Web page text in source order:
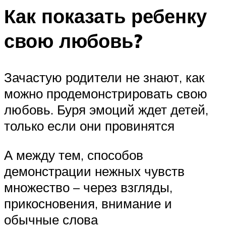
Как показать ребенку
свою любовь?
Зачастую родители не знают, как
можно продемонстрировать свою
любовь. Буря эмоций ждет детей,
только если они провинятся
А между тем, способов
демонстрации нежных чувств
множество – через взгляды,
прикосновения, внимание и
обычные слова